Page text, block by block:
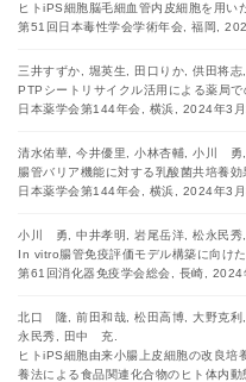
ヒトiPS細胞脳毛細血管内皮細胞を用い
第51回日本毒性学会学術年会, 福岡,
三井すずか, 堀英生, 田口りか, 供田将
PTPシートリサイクル活用による薬局
日本薬学会第144年会, 横浜, 2024年3
清水佑華, 今井優里, 小林杏輔, 小川 勇
腸管バリア機能に対する乳酸菌共培養
日本薬学会第144年会, 横浜, 2024年3
小川 勇, 中井孝明, 岩尾岳洋, 松永民秀,
In vitro腸管免疫評価モデル構築に向け
第61回消化器免疫学会総会, 長崎, 2024
北口 隆, 前田和哉, 松田高博, 大野克利
永民秀, 田中 充.
ヒトiPS細胞由来小腸上皮細胞の改良培
養法による食品関連化合物のヒト体内動